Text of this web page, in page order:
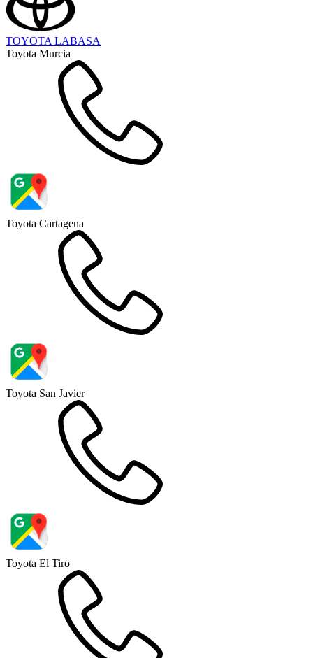
TOYOTA LABASA
Toyota Murcia
Toyota Cartagena
Toyota San Javier
Toyota El Tiro